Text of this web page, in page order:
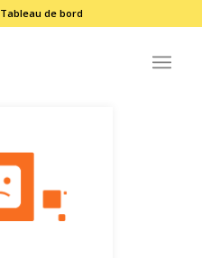
Tableau de bord